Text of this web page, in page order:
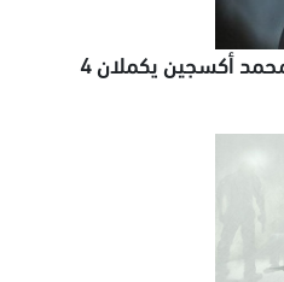
الناشطان علاء عبد الفتاح ومحمد أكسجين يكملان 4